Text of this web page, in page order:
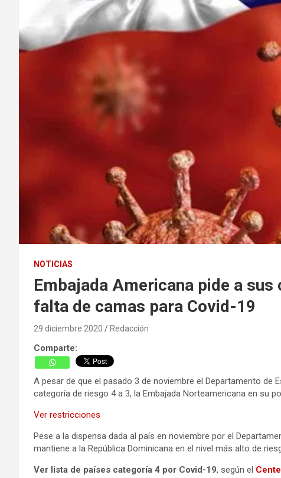
NOTICIAS
Embajada Americana pide a
falta de camas para Covid-19
29 diciembre 2020 Redacción
Comparte:
A pesar de que el pasado 3 de noviembre el Departamento de
categoría de riesgo 4 a 3, la Embajada Norteamericana en su
Ver restricciones
Pese a la dispensa dada al país en noviembre por el
mantiene a la República Dominicana en el nivel más alto de
Ver lista de países categoría 4 por Covid-19, según el